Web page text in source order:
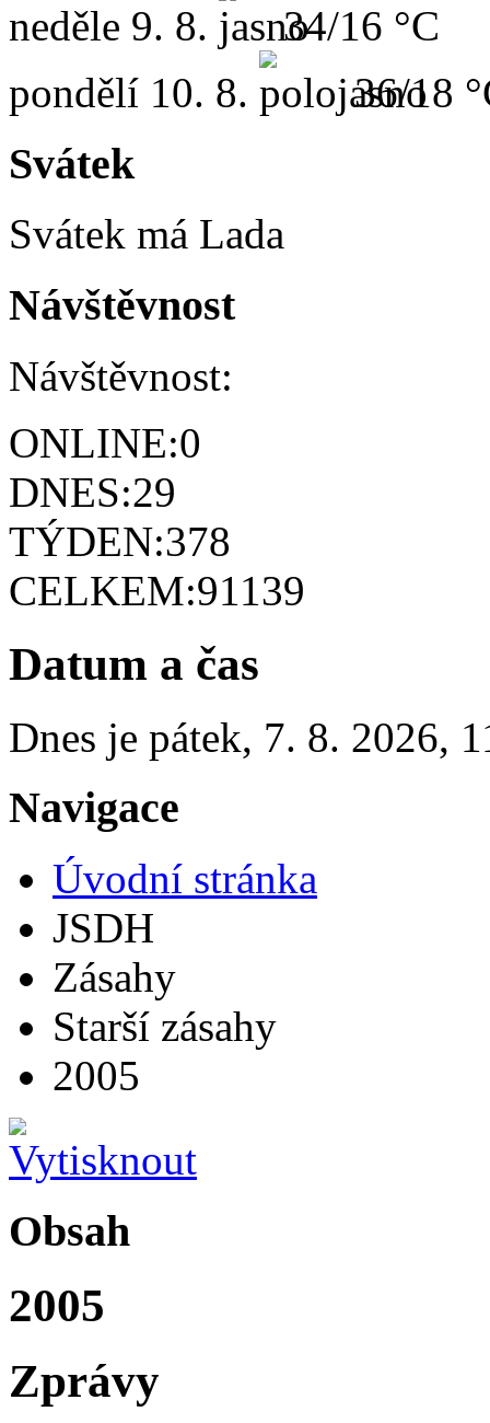
neděle 9. 8.
34/16 °C
pondělí 10. 8. 36/18
Svátek
Svátek má Lada
Návštěvnost
Návštěvnost:
ONLINE:0
DNES:29
TÝDEN:378
CELKEM:91139
Datum a čas
Dnes je pátek, 7. 8. 2026,
Navigace
Úvodní stránka
JSDH
Zásahy
Starší zásahy
2005
Obsah
2005
Zprávy